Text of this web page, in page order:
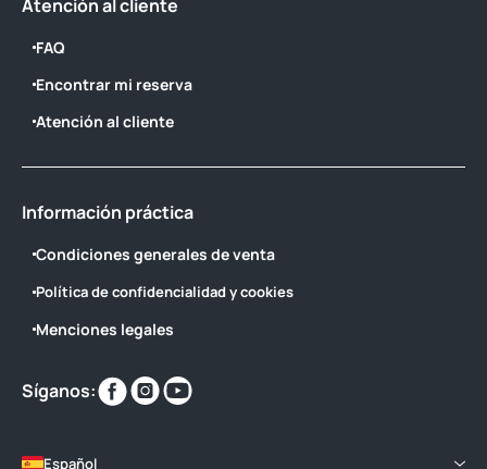
Atención al cliente
FAQ
Encontrar mi reserva
Atención al cliente
Información práctica
Condiciones generales de venta
Política de confidencialidad y cookies
Menciones legales
Síganos:
Encuéntranos
en
Encuéntranos
en
Español